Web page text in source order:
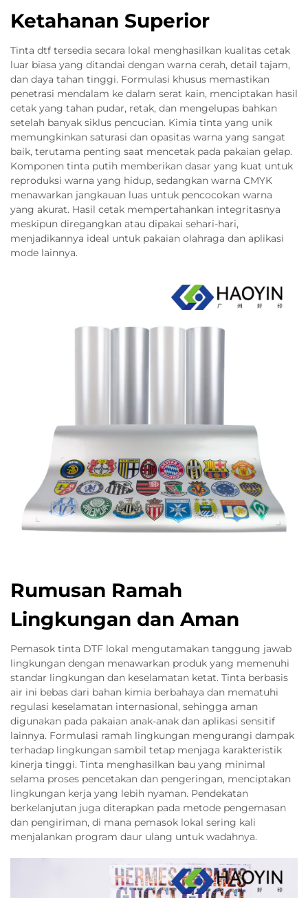
Ketahanan Superior
Tinta dtf tersedia secara lokal menghasilkan kualitas cetak
luar biasa yang ditandai dengan warna cerah, detail tajam,
dan daya tahan tinggi. Formulasi khusus memastikan
penetrasi mendalam ke dalam serat kain, menciptakan hasil
cetak yang tahan pudar, retak, dan mengelupas bahkan
setelah banyak siklus pencucian. Kimia tinta yang unik
memungkinkan saturasi dan opasitas warna yang sangat
baik, terutama penting saat mencetak pada pakaian gelap.
Komponen tinta putih memberikan dasar yang kuat untuk
reproduksi warna yang hidup, sedangkan warna CMYK
menawarkan jangkauan luas untuk pencocokan warna
yang akurat. Hasil cetak mempertahankan integritasnya
meskipun diregangkan atau dipakai sehari-hari,
menjadikannya ideal untuk pakaian olahraga dan aplikasi
mode lainnya.
Rumusan Ramah
Lingkungan dan Aman
Pemasok tinta DTF lokal mengutamakan tanggung jawab
lingkungan dengan menawarkan produk yang memenuhi
standar lingkungan dan keselamatan ketat. Tinta berbasis
air ini bebas dari bahan kimia berbahaya dan mematuhi
regulasi keselamatan internasional, sehingga aman
digunakan pada pakaian anak-anak dan aplikasi sensitif
lainnya. Formulasi ramah lingkungan mengurangi dampak
terhadap lingkungan sambil tetap menjaga karakteristik
kinerja tinggi. Tinta menghasilkan bau yang minimal
selama proses pencetakan dan pengeringan, menciptakan
lingkungan kerja yang lebih nyaman. Pendekatan
berkelanjutan juga diterapkan pada metode pengemasan
dan pengiriman, di mana pemasok lokal sering kali
menjalankan program daur ulang untuk wadahnya.